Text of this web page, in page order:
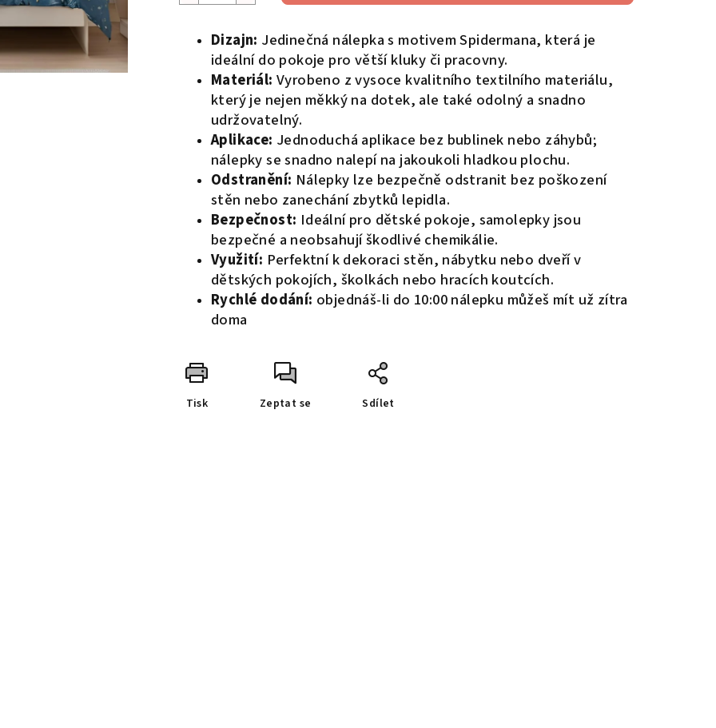
Dizajn: Jedinečná nálepka s motivem Spidermana, která je
ideální do pokoje pro větší kluky či pracovny.
Materiál: Vyrobeno z vysoce kvalitního textilního materiálu,
který je nejen měkký na dotek, ale také odolný a snadno
udržovatelný.
Aplikace: Jednoduchá aplikace bez bublinek nebo záhybů;
nálepky se snadno nalepí na jakoukoli hladkou plochu.
Odstranění: Nálepky lze bezpečně odstranit bez poškození
stěn nebo zanechání zbytků lepidla.
Bezpečnost: Ideální pro dětské pokoje, samolepky jsou
bezpečné a neobsahují škodlivé chemikálie.
Využití: Perfektní k dekoraci stěn, nábytku nebo dveří v
dětských pokojích, školkách nebo hracích koutcích.
Rychlé dodání: objednáš-li do 10:00 nálepku můžeš mít už zítra
doma
Tisk Zeptat se Sdílet